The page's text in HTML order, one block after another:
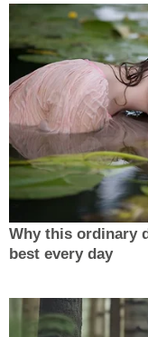
Why this ordinary
best every day